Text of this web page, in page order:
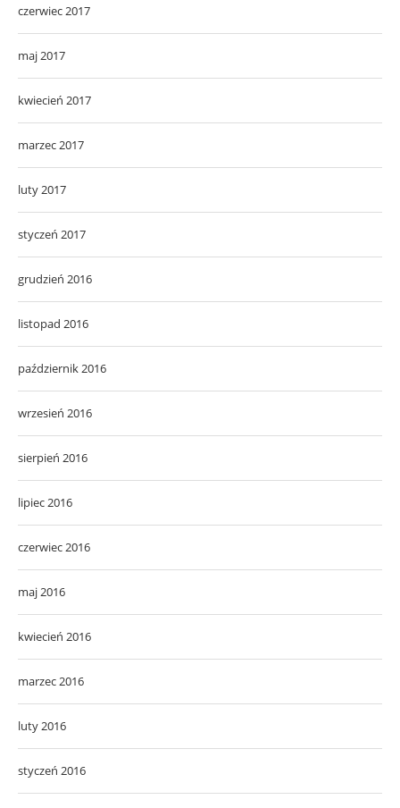
czerwiec 2017
maj 2017
kwiecień 2017
marzec 2017
luty 2017
styczeń 2017
grudzień 2016
listopad 2016
październik 2016
wrzesień 2016
sierpień 2016
lipiec 2016
czerwiec 2016
maj 2016
kwiecień 2016
marzec 2016
luty 2016
styczeń 2016